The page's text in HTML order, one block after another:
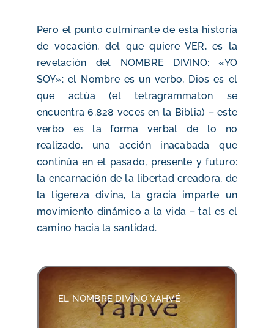
Pero el punto culminante de esta historia
de vocación, del que quiere VER, es la
revelación del NOMBRE DIVINO: «YO
SOY»: el Nombre es un verbo, Dios es el
que actúa (el tetragrammaton se
encuentra 6.828 veces en la Biblia) – este
verbo es la forma verbal de lo no
realizado, una acción inacabada que
continúa en el pasado, presente y futuro:
la encarnación de la libertad creadora, de
la ligereza divina, la gracia imparte un
movimiento dinámico a la vida – tal es el
camino hacia la santidad.
EL NOMBRE DIVINO YAHVÉ